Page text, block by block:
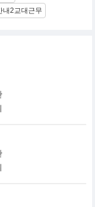
내2교대근무